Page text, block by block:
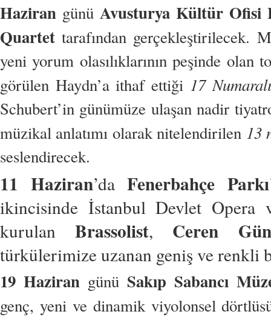
Haziran günü Avusturya Kültür Ofisi
Quartet tarafından gerçekleştirilecek.
yeni yorum olasılıklarının peşinde olan
görülen Haydn’a ithaf ettiği 17
Schubert’in günümüze ulaşan nadir
müzikal anlatımı olarak nitelendirilen 13
seslendirecek.
11 Haziran’daFenerbahçe Parkı
ikincisinde İstanbul Devlet Opera
kurulanBrassolist, Ceren
türkülerimize uzanan geniş ve renkli
19 Haziran günü Sakıp Sabancı
genç, yeni ve dinamik viyolonsel